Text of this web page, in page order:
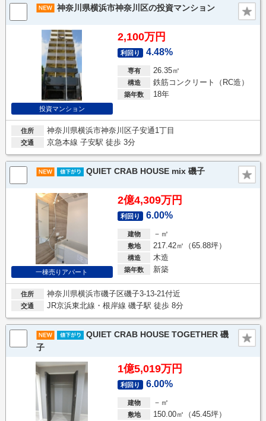
神奈川県横浜市神奈川区の投資マンション
投資マンション
2,100万円
利回り 4.48%
専有 26.35㎡
構造 鉄筋コンクリート（RC造）
築年数 18年
住所 神奈川県横浜市神奈川区子安通1丁目
交通 京急本線 子安駅 徒歩 3分
QUIET CRAB HOUSE mix 磯子
一棟売りアパート
2億4,309万円
利回り 6.00%
建物 －㎡
敷地 217.42㎡（65.88坪）
構造 木造
築年数 新築
住所 神奈川県横浜市磯子区磯子3-13-21付近
交通 JR京浜東北線・根岸線 磯子駅 徒歩 8分
QUIET CRAB HOUSE TOGETHER 磯
子
1億5,019万円
利回り 6.00%
建物 －㎡
敷地 150.00㎡（45.45坪）